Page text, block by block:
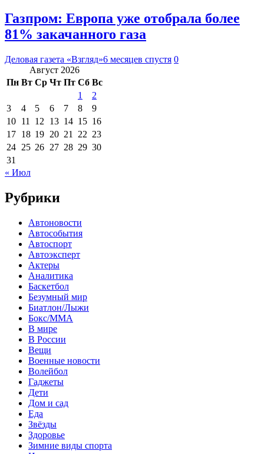
Газпром: Европа уже отобрала более
81% закачанного газа
Деловая газета «Взгляд»6 месяцев спустя 0
Август 2026
Пн Вт Ср Чт Пт Сб Вс
1
2
3
4 5 6 7 8
9
10 11 12 13 14 15 16
17 18 19 20 21 22 23
24 25 26 27 28 29 30
31
« Июл
Рубрики
Автоновости
Автособытия
Автоспорт
Автоэксперт
Актеры
Аналитика
Баскетбол
Безумный мир
Биатлон/Лыжи
Бокс/MMA
В мире
В России
Вещи
Военные новости
Волейбол
Гаджеты
Дети
Дом и сад
Еда
Звёзды
Здоровье
Зимние виды спорта